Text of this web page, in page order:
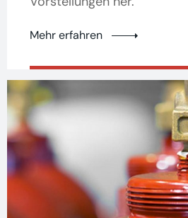
Mehr erfahren